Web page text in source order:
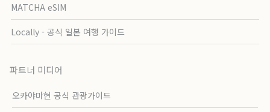
MATCHA eSIM
Locally - 공식 일본 여행 가이드
파트너 미디어
오카야마현 공식 관광가이드